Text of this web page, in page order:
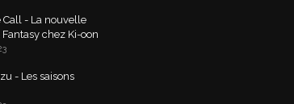
Call - La nouvelle
chez Ki-oon
- Les saisons